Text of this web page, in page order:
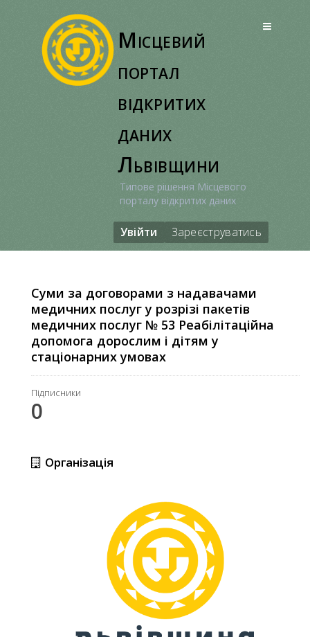
Місцевий
портал
відкритих
даних
Львівщини
Типове рішення Місцевого
порталу відкритих даних
Увійти Зареєструватись
Суми за договорами з надавачами
медичних послуг у розрізі пакетів
медичних послуг № 53 Реабілітаційна
допомога дорослим і дітям у
стаціонарних умовах
Підписники
0
Організація